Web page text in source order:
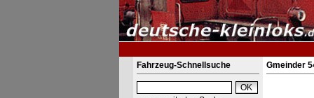
Fahrzeug-Schnellsuche
Gmeinder